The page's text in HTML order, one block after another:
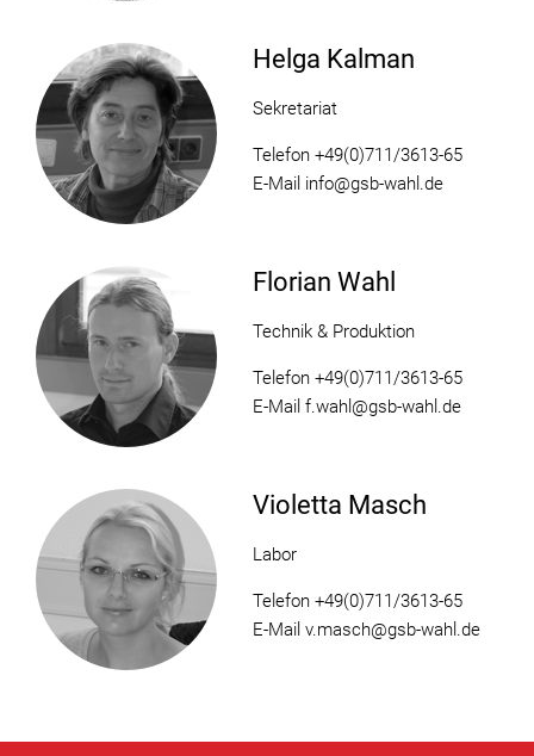
Helga Kalman
Sekretariat
Telefon +49(0)711/3613-65
E-Mail info@gsb-wahl.de
Florian Wahl
Technik & Produktion
Telefon +49(0)711/3613-65
E-Mail f.wahl@gsb-wahl.de
Violetta Masch
Labor
Telefon +49(0)711/3613-65
E-Mail v.masch@gsb-wahl.de